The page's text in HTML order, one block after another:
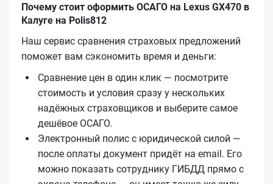
Почему стоит оформить ОСАГО на Lexus GX470 в
Калуге на Polis812
Наш сервис сравнения страховых предложений
поможет вам сэкономить время и деньги:
Сравнение цен в один клик — посмотрите
стоимость и условия сразу у нескольких
надёжных страховщиков и выберите самое
дешёвое ОСАГО.
Электронный полис с юридической силой —
после оплаты документ придёт на email. Его
можно показать сотруднику ГИБДД прямо с